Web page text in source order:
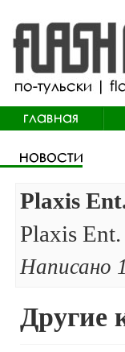
Plaxis
Plaxis
Написано
Другие